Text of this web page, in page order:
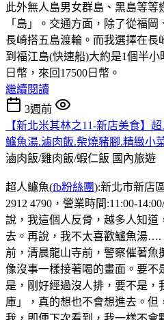
此外無人島男女群島、黑島等等
「島」。交通方面，除了從福
長崎搭五島渡輪。而我選擇在長
到福江島(快速船)大約是1個半
日幣，來回17500日幣。
繼續閱讀
3週前
【新北米其林之11-新店美食】
鱸魚湯.滷肉飯.柴燒豬腳.精緻小
滷肉飯/雞肉飯/蝦仁飯 國內旅遊
超人鱸魚(fb粉絲團):新北市新店
2912 4790，營業時間:11:00-
說，我這個人反骨，越多人知道
去。再說，我不太喜歡鱸魚湯
前，清晨龍山寺前，警察催著魚
像沒事一樣接著喝的畫面。要不
是，剛好經過沒人排，要不是，
庫」，真的想也不會想進去。但